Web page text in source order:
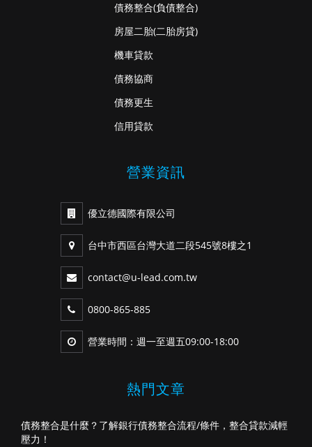
債務整合(負債整合)
房屋二胎(二胎房貸)
機車貸款
債務協商
債務更生
信用貸款
營業資訊
優立德國際有限公司
台中市西區台灣大道二段545號8樓之1
contact@u-lead.com.tw
0800-865-885
營業時間：週一至週五09:00-18:00
熱門文章
債務整合是什麼？了解銀行債務整合流程/條件，整合貸款減輕
壓力！